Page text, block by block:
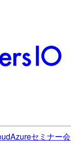
Azureセミナー会